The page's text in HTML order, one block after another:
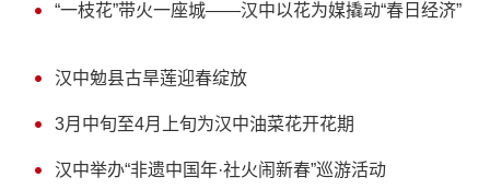
“一枝花”带火一座城——汉中以花为媒撬动“春日经济”
汉中勉县古旱莲迎春绽放
3月中旬至4月上旬为汉中油菜花开花期
汉中举办“非遗中国年·社火闹新春”巡游活动